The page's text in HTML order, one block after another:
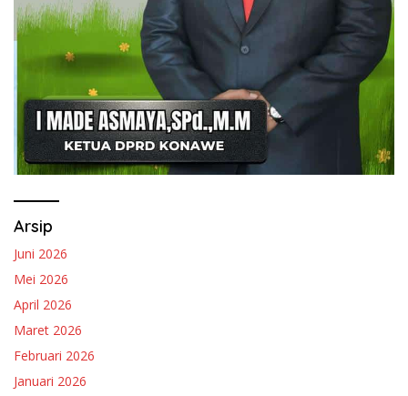
Arsip
Juni 2026
Mei 2026
April 2026
Maret 2026
Februari 2026
Januari 2026